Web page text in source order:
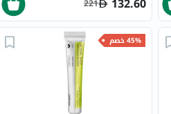
221
45% خصم